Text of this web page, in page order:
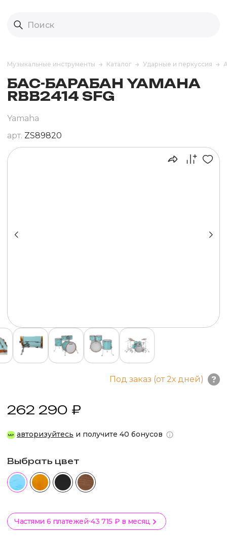
Музыкальные инструменты Каталог Ударные и перкуссия
БАС-БАРАБАН YAMAHA
RBB2414 SFG
Yamaha
арт. ZS89820
Под заказ (от 2х дней)
262 290 ₽
авторизуйтесь и получите 40 бонусов
Выбрать цвет
Частями 6 платежей 43 715 ₽ в месяц